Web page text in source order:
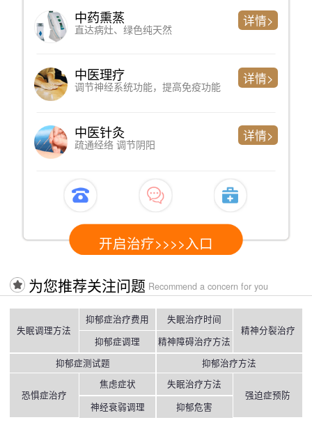
中药熏蒸
直达病灶、绿色纯天然
详情>
中医理疗
调节神经系统功能，提高免疫功能
详情>
中医针灸
疏通经络 调节阴阳
详情>
开启治疗>>>>入口
为您推荐关注问题 Recommend a concern for you
失眠调理方法
抑郁症治疗费用
抑郁症调理
失眠治疗时间
精神障碍治疗方法
精神分裂治疗
抑郁症测试题 抑郁治疗方法
恐惧症治疗
焦虑症状
神经衰弱调理
失眠治疗方法
抑郁危害
强迫症预防